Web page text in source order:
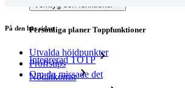
Personliga planer Toppfunktioner
Integrerad TOTP
Nödåtkomst
På den här sidan
Utvalda höjdpunkter
Proffstips
Om du missade det